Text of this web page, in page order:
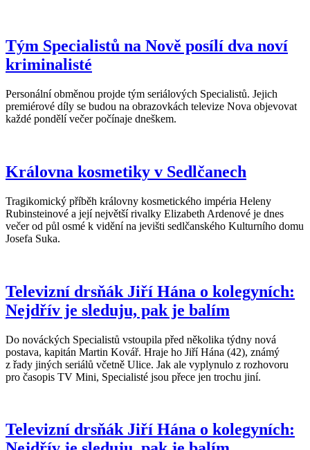
Tým Specialistů na Nově posílí dva noví
kriminalisté
Personální obměnou projde tým seriálových Specialistů. Jejich
premiérové díly se budou na obrazovkách televize Nova objevovat
každé pondělí večer počínaje dneškem.
Královna kosmetiky v Sedlčanech
Tragikomický příběh královny kosmetického impéria Heleny
Rubinsteinové a její největší rivalky Elizabeth Ardenové je dnes
večer od půl osmé k vidění na jevišti sedlčanského Kulturního domu
Josefa Suka.
Televizní drsňák Jiří Hána o kolegyních:
Nejdřív je sleduju, pak je balím
Do nováckých Specialistů vstoupila před několika týdny nová
postava, kapitán Martin Kovář. Hraje ho Jiří Hána (42), známý
z řady jiných seriálů včetně Ulice. Jak ale vyplynulo z rozhovoru
pro časopis TV Mini, Specialisté jsou přece jen trochu jiní.
Televizní drsňák Jiří Hána o kolegyních: